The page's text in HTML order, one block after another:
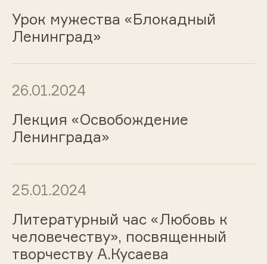
Урок мужества «Блокадный
Ленинград»
26.01.2024
Лекция «Освобождение
Ленинграда»
25.01.2024
Литературный час «Любовь к
человечеству», посвященный
творчеству А.Кусаева